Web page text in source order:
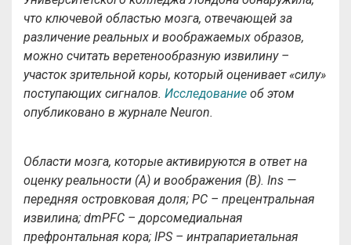
что ключевой областью мозга, отвечающей за
различение реальных и воображаемых образов,
можно считать веретенообразную извилину –
участок зрительной коры, который оценивает «силу»
поступающих сигналов. Исследование об этом
опубликовано в журнале Neuron.
Области мозга, которые активируются в ответ на
оценку реальности (А) и воображения (B). Ins —
передняя островковая доля; PC – прецентральная
извилина; dmPFC – дорсомедиальная
префронтальная кора; IPS – интрапариетальная